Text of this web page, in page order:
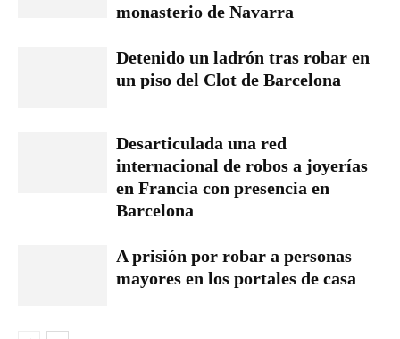
monasterio de Navarra
Detenido un ladrón tras robar en
un piso del Clot de Barcelona
Desarticulada una red
internacional de robos a joyerías
en Francia con presencia en
Barcelona
A prisión por robar a personas
mayores en los portales de casa